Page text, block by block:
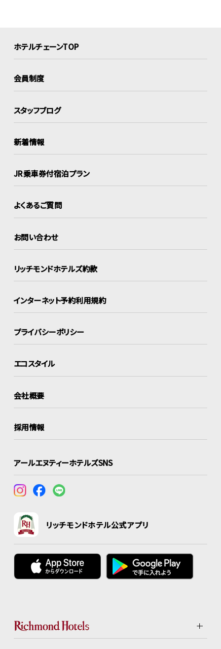
ホテルチェーンTOP
会員制度
スタッフブログ
新着情報
JR乗車券付宿泊プラン
よくあるご質問
お問い合わせ
リッチモンドホテルズ約款
インターネット予約利用規約
プライバシーポリシー
エコスタイル
会社概要
採用情報
アールエヌティーホテルズSNS
リッチモンドホテル公式アプリ